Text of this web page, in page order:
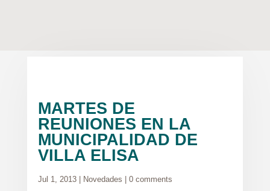
MARTES DE
REUNIONES EN LA
MUNICIPALIDAD DE
VILLA ELISA
Jul 1, 2013| Novedades 0 comments